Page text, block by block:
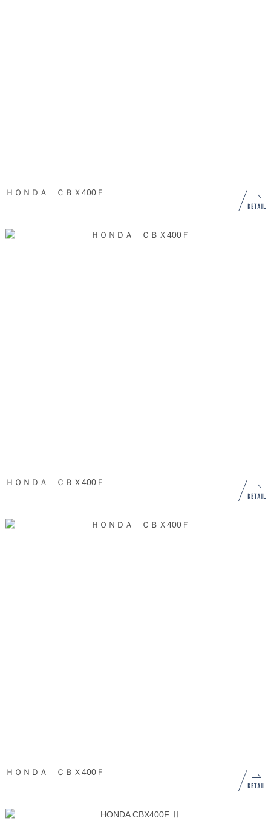
ＨＯＮＤＡ ＣＢＸ400Ｆ
ＨＯＮＤＡ ＣＢＸ400Ｆ
ＨＯＮＤＡ ＣＢＸ400Ｆ